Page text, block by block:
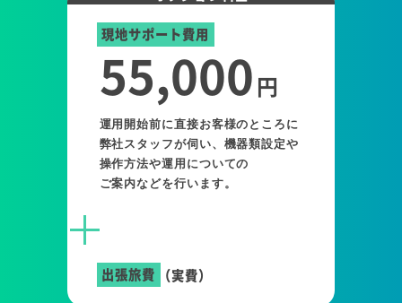
現地サポート費用
55,000 円
運用開始前に直接お客様のところに
弊社スタッフが伺い、機器類設定や
操作方法や運用についての
ご案内などを行います。
出張旅費 （実費）